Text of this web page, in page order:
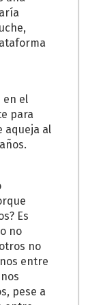
en el
para
aqueja al
Es
no
no
entre
pese a